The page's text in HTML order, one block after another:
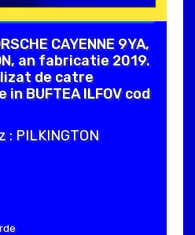
CAYENNE 9YA,
an fabricatie 2019.
de catre
BUFTEA ILFOV cod
: PILKINGTON